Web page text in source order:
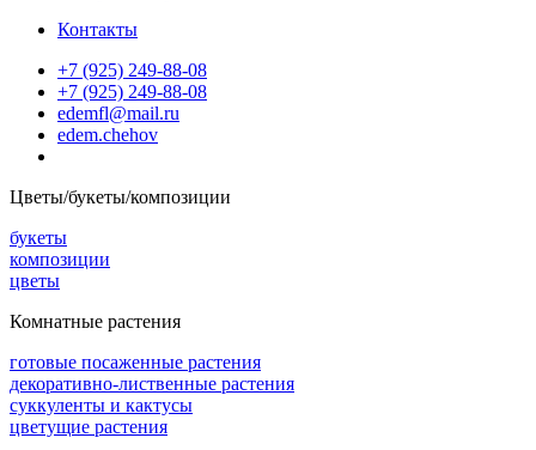
Контакты
+7 (925) 249-88-08
+7 (925) 249-88-08
edemfl@mail.ru
edem.chehov
Цветы/букеты/композиции
букеты
композиции
цветы
Комнатные растения
готовые посаженные растения
декоративно-лиственные растения
суккуленты и кактусы
цветущие растения